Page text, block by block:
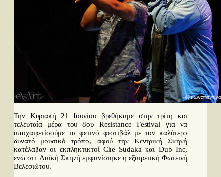
Διάφοροι
Εκτός Συνόρων
Small Talk
Blog
Αναζήτηση...
Την Κυριακή 21 Ιουνίου βρεθήκαμε στην τρίτη και
τελευταία μέρα του 8ου Resistance Festival για να
αποχαιρετίσούμε το φετινό φεστιβάλ με τον καλύτερο
δυνατό μουσικό τρόπο, αφού την Κεντρική Σκηνή
κατέλαβαν οι εκπληκτικτοί Che Sudaka και Dub Inc,
ενώ στη Λαϊκή Σκηνή εμφανίστηκε η εξαιρετική Φωτεινή
Βελεσιώτου.